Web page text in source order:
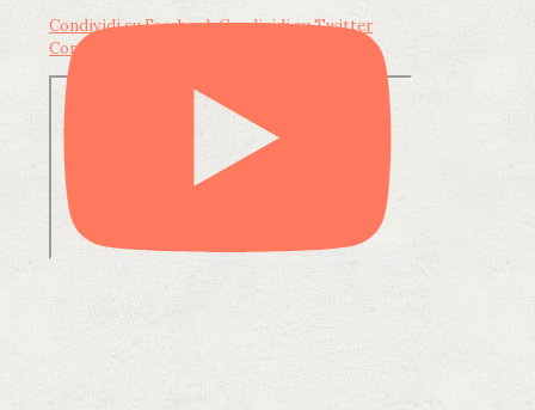
Condividi su FacebookCondividi su Twitter
Condividi su LinkedIn